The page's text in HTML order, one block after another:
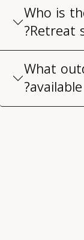
2. Who is
Retreat
3. What